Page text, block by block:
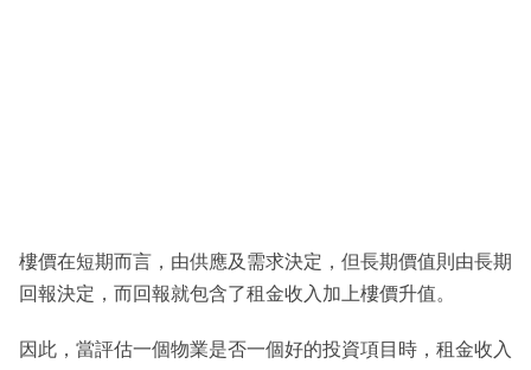
樓價在短期而言，由供應及需求決定，但長期價值則由長期
回報決定，而回報就包含了租金收入加上樓價升值。
因此，當評估一個物業是否一個好的投資項目時，租金收入